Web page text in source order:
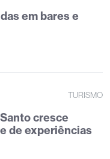
em bares e
TURISMO
cresce
de experiências